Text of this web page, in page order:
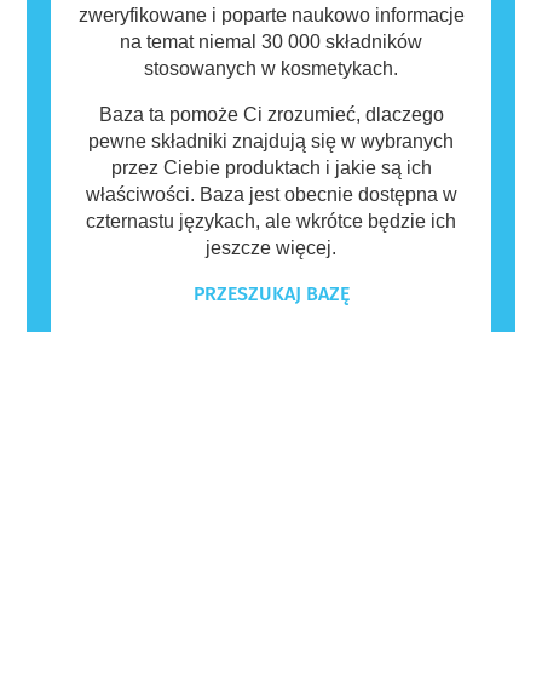
zweryfikowane i poparte naukowo informacje
na temat niemal 30 000 składników
stosowanych w kosmetykach.
Baza ta pomoże Ci zrozumieć, dlaczego
pewne składniki znajdują się w wybranych
przez Ciebie produktach i jakie są ich
właściwości. Baza jest obecnie dostępna w
czternastu językach, ale wkrótce będzie ich
jeszcze więcej.
PRZESZUKAJ BAZĘ